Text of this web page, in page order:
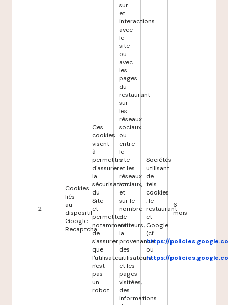
2
Cookies
liés
au
dispositif
Google
Recaptcha
Ces
cookies
visent
à
permettre
d'assurer
la
sécurisation
du
Site
et
permettent
notamment
de
s'assurer
que
l'utilisateur
n'est
pas
un
robot.
sur
et
interactions
avec
le
site
ou
avec
les
pages
du
restaurant
sur
les
réseaux
sociaux
ou
entre
le
site
et les
réseaux
sociaux,
et
sur le
nombre
de
visiteurs,
la
provenance
des
utilisateurs
et les
pages
visitées,
des
informations
Sociétés
utilisant
de
tels
cookies
: le
restaurant
et
Google
(cf.
https://
ou
https://
6
mois